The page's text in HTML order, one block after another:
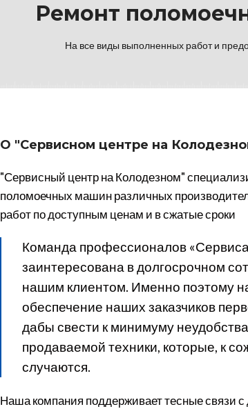
Ремонт
На все виды выполненных работ и
О "Сервисном центре на
"Сервисный центр на Колодезном"
поломоечных машин различных
работ по доступным ценам и в сжатые сроки
Команда профессионалов
заинтересована в долгосрочном
нашим клиентом. Именно поэтому
обеспечение наших заказчиков
дабы свести к минимуму
продаваемой техники, которые, к
случаются.
Наша компания поддерживает тесные связи